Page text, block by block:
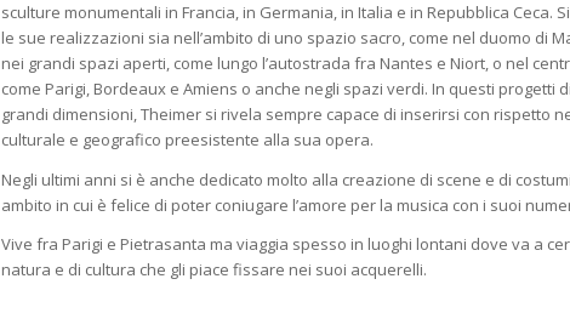
sculture monumentali in Francia, in Germania, in Italia e in Repubblica Ceca.
le sue realizzazioni sia nell’ambito di uno spazio sacro, come nel duomo di
nei grandi spazi aperti, come lungo l’autostrada fra Nantes e Niort, o nel
come Parigi, Bordeaux e Amiens o anche negli spazi verdi. In questi progetti
grandi dimensioni, Theimer si rivela sempre capace di inserirsi con rispetto
culturale e geografico preesistente alla sua opera.
Negli ultimi anni si è anche dedicato molto alla creazione di scene e di
ambito in cui è felice di poter coniugare l’amore per la musica con i suoi
Vive fra Parigi e Pietrasanta ma viaggia spesso in luoghi lontani dove va a
natura e di cultura che gli piace fissare nei suoi acquerelli.